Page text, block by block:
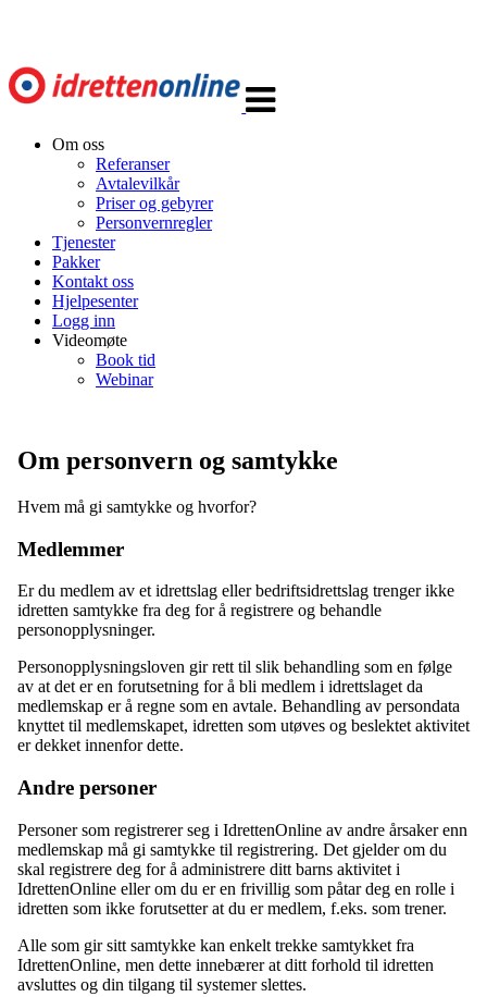
navigasjon
Om oss
Referanser
Avtalevilkår
Priser og gebyrer
Personvernregler
Tjenester
Pakker
Kontakt oss
Hjelpesenter
Logg inn
Videomøte
Book tid
Webinar
Om personvern og samtykke
Hvem må gi samtykke og hvorfor?
Medlemmer
Er du medlem av et idrettslag eller bedriftsidrettslag trenger ikke
idretten samtykke fra deg for å registrere og behandle
personopplysninger.
Personopplysningsloven gir rett til slik behandling som en følge
av at det er en forutsetning for å bli medlem i idrettslaget da
medlemskap er å regne som en avtale. Behandling av persondata
knyttet til medlemskapet, idretten som utøves og beslektet aktivitet
er dekket innenfor dette.
Andre personer
Personer som registrerer seg i IdrettenOnline av andre årsaker enn
medlemskap må gi samtykke til registrering. Det gjelder om du
skal registrere deg for å administrere ditt barns aktivitet i
IdrettenOnline eller om du er en frivillig som påtar deg en rolle i
idretten som ikke forutsetter at du er medlem, f.eks. som trener.
Alle som gir sitt samtykke kan enkelt trekke samtykket fra
IdrettenOnline, men dette innebærer at ditt forhold til idretten
avsluttes og din tilgang til systemer slettes.